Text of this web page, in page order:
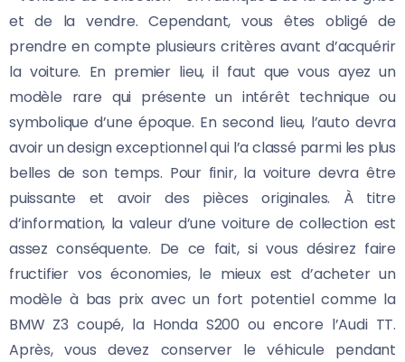
et de la vendre. Cependant, vous êtes obligé de
prendre en compte plusieurs critères avant d’acquérir
la voiture. En premier lieu, il faut que vous ayez un
modèle rare qui présente un intérêt technique ou
symbolique d’une époque. En second lieu, l’auto devra
avoir un design exceptionnel qui l’a classé parmi les plus
belles de son temps. Pour finir, la voiture devra être
puissante et avoir des pièces originales. À titre
d’information, la valeur d’une voiture de collection est
assez conséquente. De ce fait, si vous désirez faire
fructifier vos économies, le mieux est d’acheter un
modèle à bas prix avec un fort potentiel comme la
BMW Z3 coupé, la Honda S200 ou encore l’Audi TT.
Après, vous devez conserver le véhicule pendant